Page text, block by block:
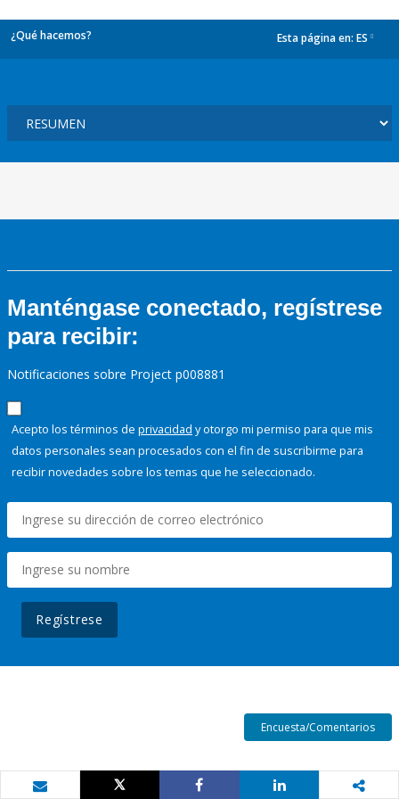
¿Qué hacemos? Esta página en: ES
Manténgase conectado, regístrese
para recibir:
Notificaciones sobre Project p008881
Acepto los términos de privacidad y otorgo mi permiso para que mis
datos personales sean procesados con el fin de suscribirme para
recibir novedades sobre los temas que he seleccionado.
Regístrese
Encuesta/Comentarios